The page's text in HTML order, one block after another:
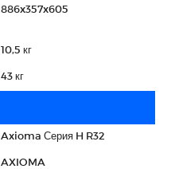
886x357x605
10,5 кг
43 кг
Axioma Серия H R32
AXIOMA